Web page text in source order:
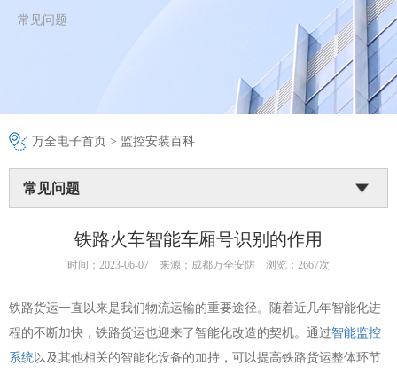
常见问题
万全电子首页 > 监控安装百科
常见问题
铁路火车智能车厢号识别的作用
时间：2023-06-07 来源：成都万全安防 浏览：2667次
铁路货运一直以来是我们物流运输的重要途径。随着近几年智能化进
程的不断加快，铁路货运也迎来了智能化改造的契机。通过智能监控
系统以及其他相关的智能化设备的加持，可以提高铁路货运整体环节